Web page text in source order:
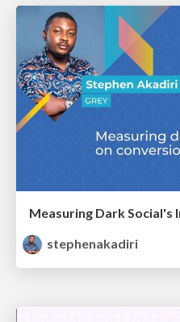
stephenakadiri